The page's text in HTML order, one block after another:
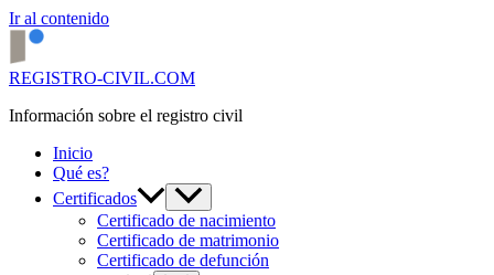
Ir al contenido
REGISTRO-CIVIL.COM
Información sobre el registro civil
Inicio
Qué es?
Certificados
Certificado de nacimiento
Certificado de matrimonio
Certificado de defunción